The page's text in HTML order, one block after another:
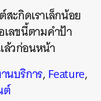
ะกิดเราเล็กน้อย
เลขนี้ตามคำป้า
วก่อนหน้า
นบริการ,Feature,
ต์